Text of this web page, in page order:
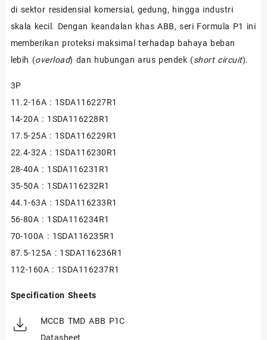
di sektor residensial komersial, gedung, hingga industri
skala kecil. Dengan keandalan khas ABB, seri Formula P1 ini
memberikan proteksi maksimal terhadap bahaya beban
lebih (overload) dan hubungan arus pendek (short circuit).
3P
11.2-16A : 1SDA116227R1
14-20A : 1SDA116228R1
17.5-25A : 1SDA116229R1
22.4-32A : 1SDA116230R1
28-40A : 1SDA116231R1
35-50A : 1SDA116232R1
44.1-63A : 1SDA116233R1
56-80A : 1SDA116234R1
70-100A : 1SDA116235R1
87.5-125A : 1SDA116236R1
112-160A : 1SDA116237R1
Specification Sheets
MCCB TMD ABB P1C
Datasheet